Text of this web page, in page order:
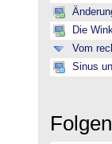
Die
Vom
Sinus